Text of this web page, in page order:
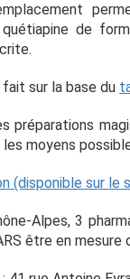
de
sur la base du
préparations
moyens
(disponible sur le
Alpes, 3
être en